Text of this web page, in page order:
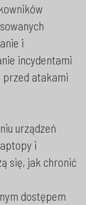
i
incydentami
przed atakami
urządzeń
i
się, jak chronić
dostępem